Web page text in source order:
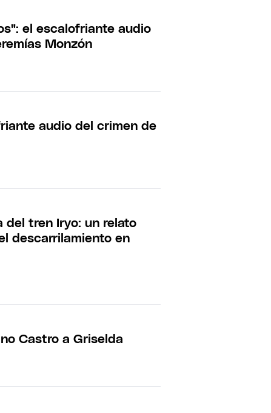
el escalofriante audio
Monzón
audio del crimen de
del tren Iryo: un relato
descarrilamiento en
Castro a Griselda